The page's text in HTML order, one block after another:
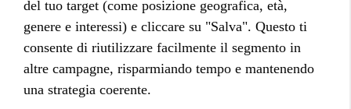
del tuo target (come posizione geografica, età,
genere e interessi) e cliccare su "Salva". Questo ti
consente di riutilizzare facilmente il segmento in
altre campagne, risparmiando tempo e mantenendo
una strategia coerente.